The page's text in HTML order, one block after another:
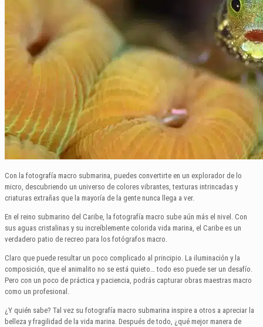
Con la fotografía macro submarina, puedes convertirte en un explorador de lo
micro, descubriendo un universo de colores vibrantes, texturas intrincadas y
criaturas extrañas que la mayoría de la gente nunca llega a ver.
En el reino submarino del Caribe, la fotografía macro sube aún más el nivel. Con
sus aguas cristalinas y su increíblemente colorida vida marina, el Caribe es un
verdadero patio de recreo para los fotógrafos macro.
Claro que puede resultar un poco complicado al principio. La iluminación y la
composición, que el animalito no se está quieto… todo eso puede ser un desafío.
Pero con un poco de práctica y paciencia, podrás capturar obras maestras macro
como un profesional.
¿Y quién sabe? Tal vez su fotografía macro submarina inspire a otros a apreciar la
belleza y fragilidad de la vida marina. Después de todo, ¿qué mejor manera de